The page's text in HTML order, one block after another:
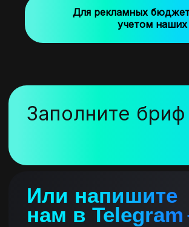
Для рекламных
учетом наших
Заполните бриф
Или напишите
нам в Telegram